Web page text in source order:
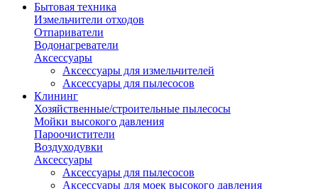
Бытовая техника
Измельчители отходов
Отпариватели
Водонагреватели
Аксессуары
Аксессуары для измельчителей
Аксессуары для пылесосов
Клининг
Хозяйственные/строительные пылесосы
Мойки высокого давления
Пароочистители
Воздуходувки
Аксессуары
Аксессуары для пылесосов
Аксессуары для моек высокого давления